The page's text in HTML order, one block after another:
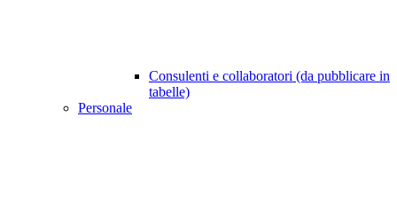
Consulenti e collaboratori (da pubblicare in
tabelle)
Personale